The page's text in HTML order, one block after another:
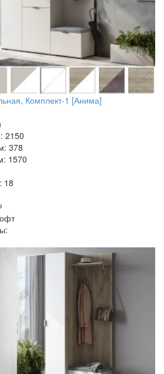
Комплект-1 [Анима]
2150
378
1570
18